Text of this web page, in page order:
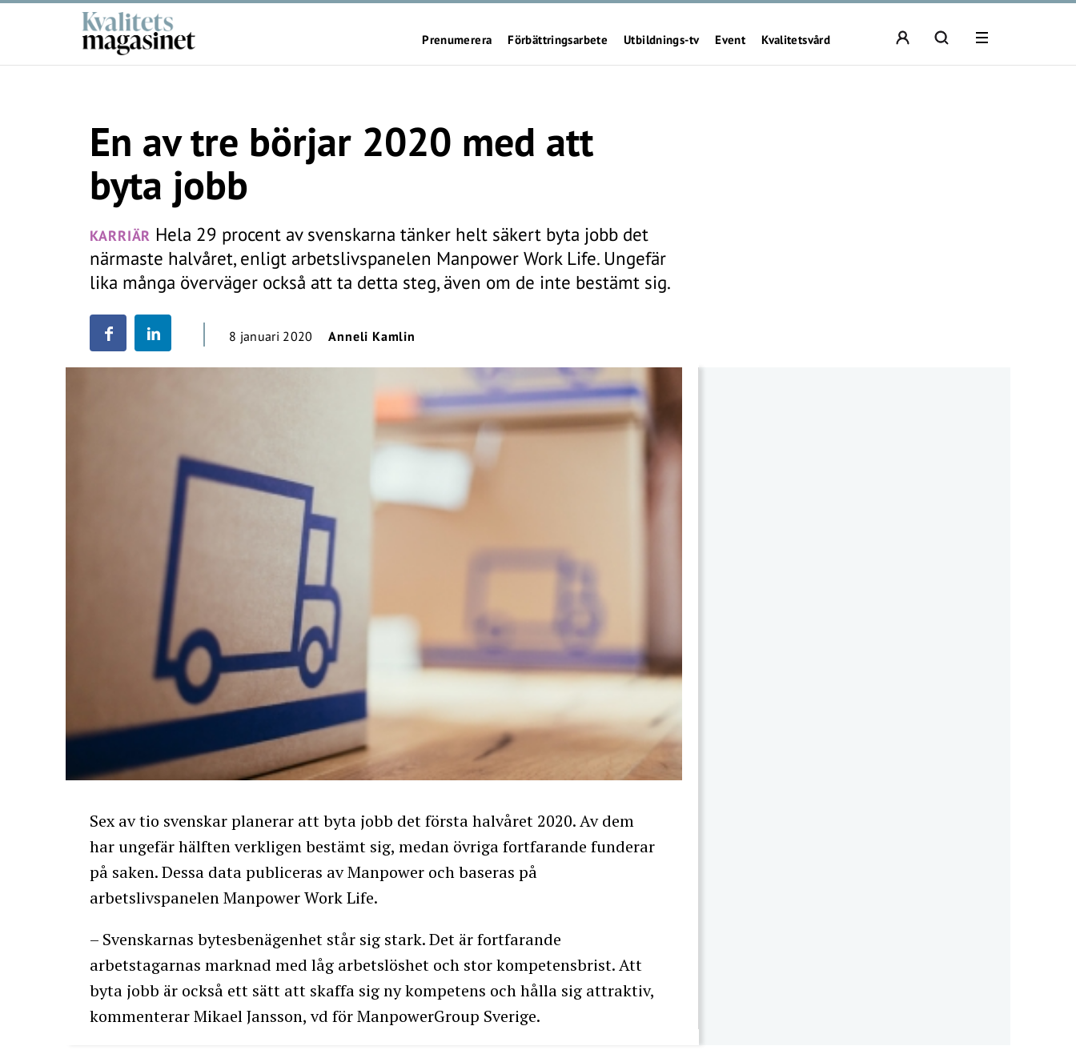
Prenumerera Förbättringsarbete Utbildnings-tv Event Kvalitetsvård
En av tre börjar 2020 med att
byta jobb
KARRIÄR Hela 29 procent av svenskarna tänker helt säkert byta jobb det
närmaste halvåret, enligt arbetslivspanelen Manpower Work Life. Ungefär
lika många överväger också att ta detta steg, även om de inte bestämt sig.
8 januari 2020 Anneli Kamlin
Sex av tio svenskar planerar att byta jobb det första halvåret 2020. Av dem
har ungefär hälften verkligen bestämt sig, medan övriga fortfarande funderar
på saken. Dessa data publiceras av Manpower och baseras på
arbetslivspanelen Manpower Work Life.
– Svenskarnas bytesbenägenhet står sig stark. Det är fortfarande
arbetstagarnas marknad med låg arbetslöshet och stor kompetensbrist. Att
byta jobb är också ett sätt att skaffa sig ny kompetens och hålla sig attraktiv,
kommenterar Mikael Jansson, vd för ManpowerGroup Sverige.